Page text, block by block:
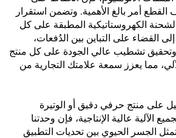
أمر بالغ الأهمية. وتضمن استقرار
الشحنة الكهروستاتيكية المطبقة على كل
القضاء على التباين بين الدُفعات،
وتحقيق تشطيب عالي الجودة على كل منتج
مما يعزز سمعة علامتك التجارية من
على منتج حرفي دقيق أو الوتيرة
الآلية عالية الإنتاجية، فإن وحدتنا
الجسر الحيوي بين تحديات التطبيق